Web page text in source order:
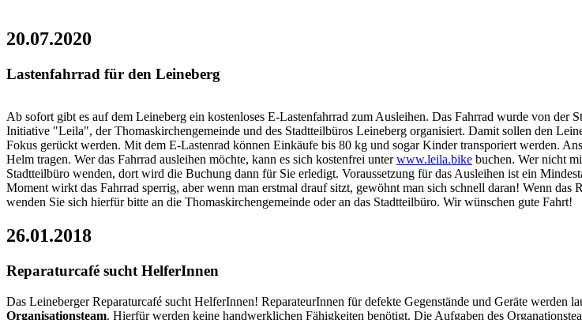
20.07.2020
Lastenfahrrad für den Leineberg
Ab sofort gibt es auf dem Leineberg ein kostenloses E-Lastenfahrrad zum Ausleihen. Das Fahrrad wurde von der
Initiative "Leila", der Thomaskirchengemeinde und des Stadtteilbüros Leineberg organisiert. Damitsollen den
Fokus gerückt werden. Mit dem E-Lastenrad können Einkäufe bis 80 kg und sogar Kinder transporiert werden.
Helm tragen. Wer das Fahrrad ausleihen möchte, kann es sich kostenfrei unterwww.leila.bike buchen. Wer nicht
Stadtteilbüro wenden, dort wird die Buchung dann für Sie erledigt. Voraussetzung für das Ausleihen ist ein
Moment wirkt das Fahrrad sperrig, aber wenn man erstmal drauf sitzt, gewöhnt man sich schnell daran! Wenn
wenden Sie sich hierfür bitte an die Thomaskirchengemeinde oder an das Stadtteilbüro. Wir wünschen gute Fahrt!
26.01.2018
Reparaturcafé sucht HelferInnen
Das Leineberger Reparaturcafé sucht HelferInnen! ReparateurInnen für defekte Gegenstände und Geräte werden
Organisationsteam. Hierfür werden keine handwerklichen Fähigkeiten benötigt. Die Aufgaben des